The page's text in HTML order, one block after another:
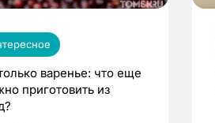
варенье: что еще
приготовить из